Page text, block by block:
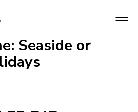
Seaside or